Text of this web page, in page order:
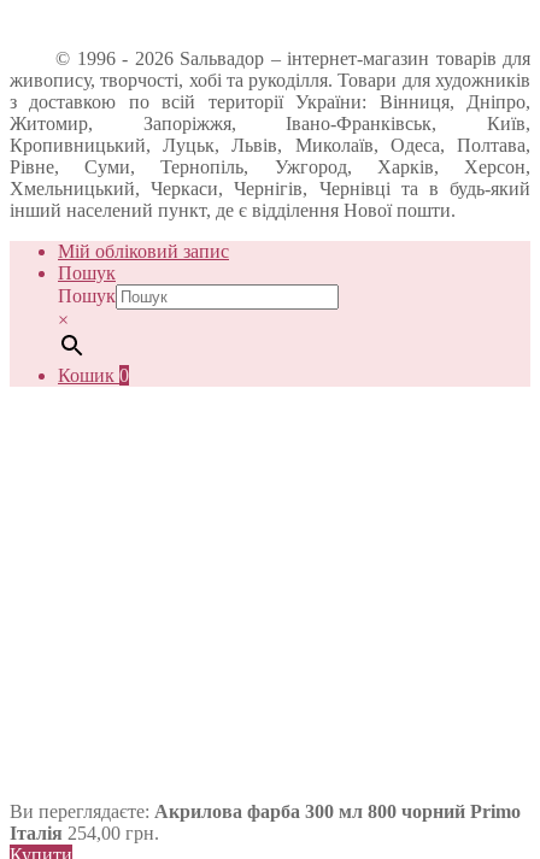
© 1996 - 2026 Sальвадор – інтернет-магазин товарів для
живопису, творчості, хобі та рукоділля. Товари для художників
з доставкою по всій території України: Вінниця, Дніпро,
Житомир, Запоріжжя, Івано-Франківськ, Київ,
Кропивницький, Луцьк, Львів, Миколаїв, Одеса, Полтава,
Рівне, Суми, Тернопіль, Ужгород, Харків, Херсон,
Хмельницький, Черкаси, Чернігів, Чернівці та в будь-який
інший населений пункт, де є відділення Нової пошти.
Мій обліковий запис
Пошук
Пошук
×
Кошик 0
Ви переглядаєте: Акрилова фарба 300 мл 800 чорний Primo
Італія 254,00 грн.